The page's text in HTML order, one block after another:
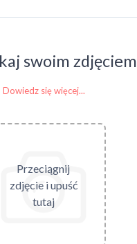
swoim zdjęciem
Dowiedz się więcej...
Przeciągnij
zdjęcie i upuść
tutaj